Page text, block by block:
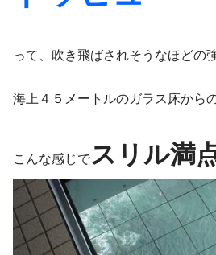
って、吹き飛ばされそうなほどの
海上４５メートルのガラス床から
こんな感じでスリル満